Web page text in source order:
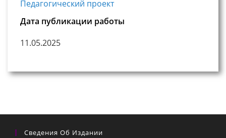
Педагогический проект
Дата публикации работы
11.05.2025
Сведения Об Издании